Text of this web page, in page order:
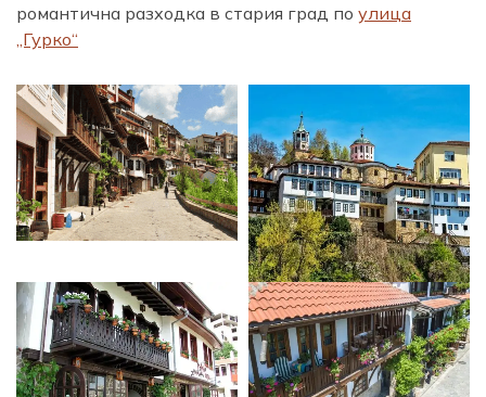
романтична разходка в стария град по улица
„Гурко“